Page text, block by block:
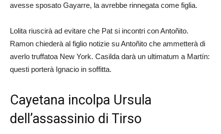
avesse sposato Gayarre, la avrebbe rinnegata come figlia.
Lolita riuscirà ad evitare che Pat si incontri con Antoñito.
Ramon chiederà al figlio notizie su Antoñito che ammetterà di
averlo truffatoa New York. Casilda darà un ultimatum a Martín:
questi porterà Ignacio in soffitta.
Cayetana incolpa Ursula
dell’assassinio di Tirso